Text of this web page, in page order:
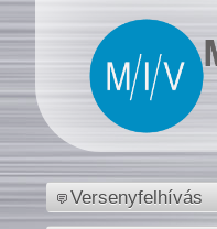
Versenyfelhívás